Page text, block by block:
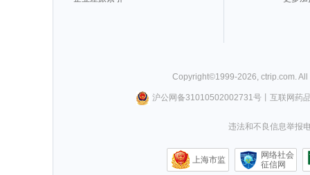
Copyright©1999-2026, ctrip.com.
沪公网备31010502002731号丨 互联网药
违法和不良信息举报
上海市监
网络社会
征信网